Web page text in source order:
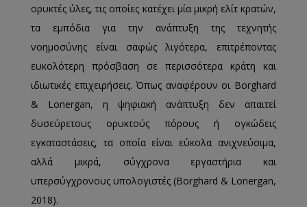
ορυκτές ύλες, τις οποίες κατέχει μία μικρή ελίτ κρατών,
τα εμπόδια για την ανάπτυξη της τεχνητής
νοημοσύνης είναι σαφώς λιγότερα, επιτρέποντας
ευκολότερη πρόσβαση σε περισσότερα κράτη και
ιδιωτικές επιχειρήσεις. Όπως αναφέρουν οι Borghard
& Lonergan, η ψηφιακή ανάπτυξη δεν απαιτεί
δυσεύρετους ορυκτούς πόρους ή ογκώδεις
εγκαταστάσεις, τα οποία είναι εύκολα ανιχνεύσιμα,
αλλά μικρά, σύγχρονα εργαστήρια και
υπερσύγχρονους υπολογιστές (Borghard & Lonergan,
2018).